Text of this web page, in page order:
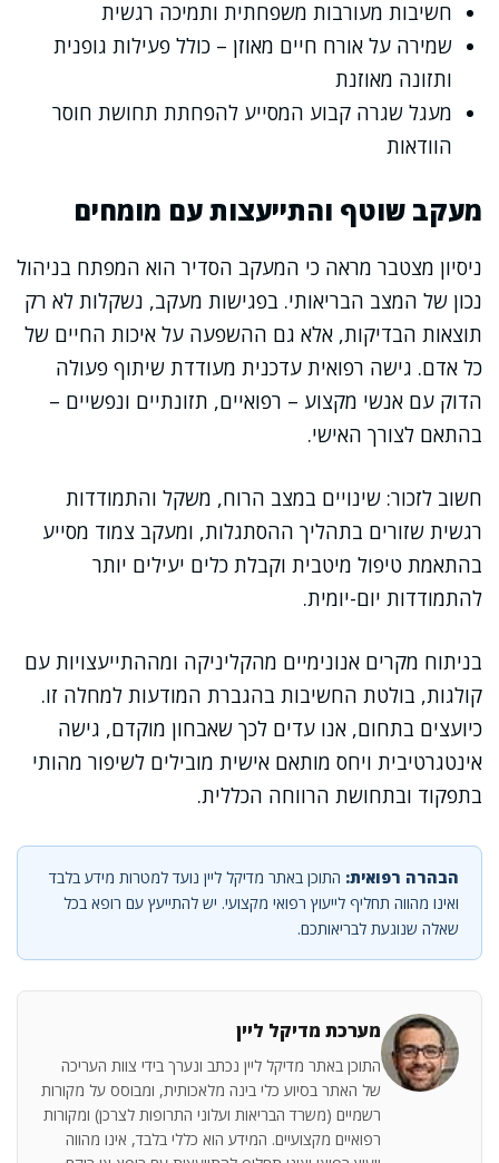
חשיבות מעורבות משפחתית ותמיכה רגשית
שמירה על אורח חיים מאוזן – כולל פעילות גופנית
ותזונה מאוזנת
מעגל שגרה קבוע המסייע להפחתת תחושת חוסר
הוודאות
מעקב שוטף והתייעצות עם מומחים
ניסיון מצטבר מראה כי המעקב הסדיר הוא המפתח בניהול
נכון של המצב הבריאותי. בפגישות מעקב, נשקלות לא רק
תוצאות הבדיקות, אלא גם ההשפעה על איכות החיים של
כל אדם. גישה רפואית עדכנית מעודדת שיתוף פעולה
הדוק עם אנשי מקצוע – רפואיים, תזונתיים ונפשיים –
בהתאם לצורך האישי.
חשוב לזכור: שינויים במצב הרוח, משקל והתמודדות
רגשית שזורים בתהליך ההסתגלות, ומעקב צמוד מסייע
בהתאמת טיפול מיטבית וקבלת כלים יעילים יותר
להתמודדות יום-יומית.
בניתוח מקרים אנונימיים מהקליניקה ומההתייעצויות עם
קולגות, בולטת החשיבות בהגברת המודעות למחלה זו.
כיועצים בתחום, אנו עדים לכך שאבחון מוקדם, גישה
אינטגרטיבית ויחס מותאם אישית מובילים לשיפור מהותי
בתפקוד ובתחושת הרווחה הכללית.
הבהרה רפואית: התוכן באתר מדיקל ליין נועד למטרות מידע בלבד
ואינו מהווה תחליף לייעוץ רפואי מקצועי. יש להתייעץ עם רופא בכל
שאלה שנוגעת לבריאותכם.
מערכת מדיקל ליין
התוכן באתר מדיקל ליין נכתב ונערך בידי צוות העריכה
של האתר בסיוע כלי בינה מלאכותית, ומבוסס על מקורות
רשמיים (משרד הבריאות ועלוני התרופות לצרכן) ומקורות
רפואיים מקצועיים. המידע הוא כללי בלבד, אינו מהווה